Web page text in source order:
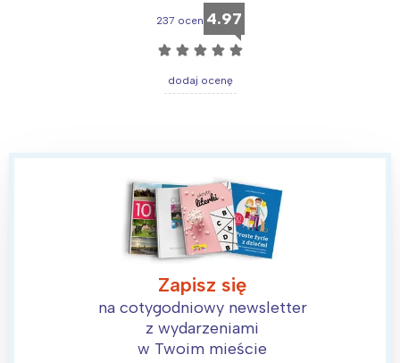
237 ocen 4.97
☆ ☆ ☆ ☆ ☆
dodaj ocenę
Zapisz się
na cotygodniowy newsletter
z wydarzeniami
w Twoim mieście
Interesują mnie wydarzenia z
tego regionu: